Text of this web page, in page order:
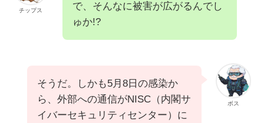
チップス
で、そんなに被害が広がるんでし
ゅか!?
ボス
そうだ。しかも5月8日の感染か
ら、外部への通信がNISC（内閣サ
イバーセキュリティセンター）に